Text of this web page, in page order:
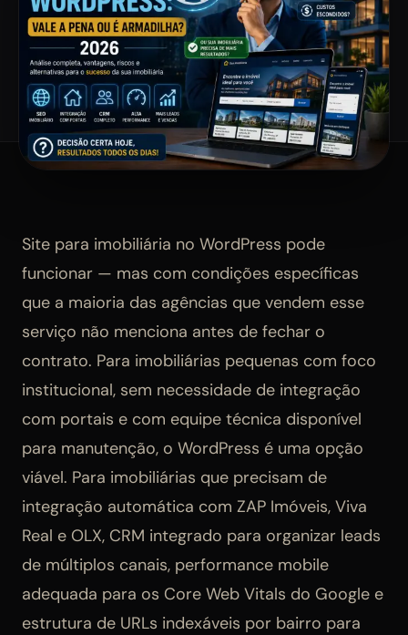
Site para imobiliária no WordPress pode
funcionar — mas com condições específicas
que a maioria das agências que vendem esse
serviço não menciona antes de fechar o
contrato. Para imobiliárias pequenas com foco
institucional, sem necessidade de integração
com portais e com equipe técnica disponível
para manutenção, o WordPress é uma opção
viável. Para imobiliárias que precisam de
integração automática com ZAP Imóveis, Viva
Real e OLX, CRM integrado para organizar leads
de múltiplos canais, performance mobile
adequada para os Core Web Vitals do Google e
estrutura de URLs indexáveis por bairro para